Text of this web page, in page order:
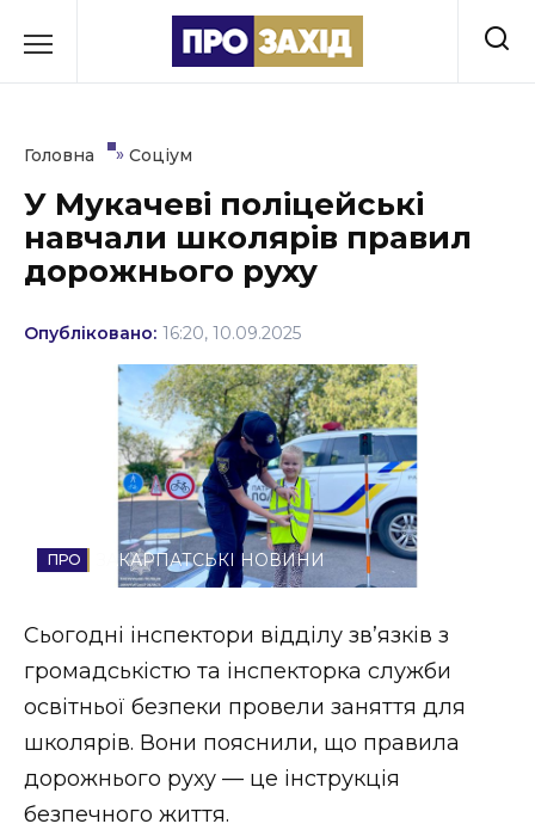
до
Культура
Освіта
Події
Політика
Соціум
Стиль життя
Втрачений Ужгород (відеоверсія)
ЗАКАРПАТСЬКІ НОВИНИ
Головна » Соціум
У Мукачеві поліцейські
навчали школярів правил
дорожнього руху
Опубліковано: 16:20, 10.09.2025
ЗАКАРПАТСЬКІ НОВИНИ
Сьогодні інспектори відділу зв’язків з
громадськістю та інспекторка служби
освітньої безпеки провели заняття для
школярів. Вони пояснили, що правила
дорожнього руху — це інструкція
безпечного життя.